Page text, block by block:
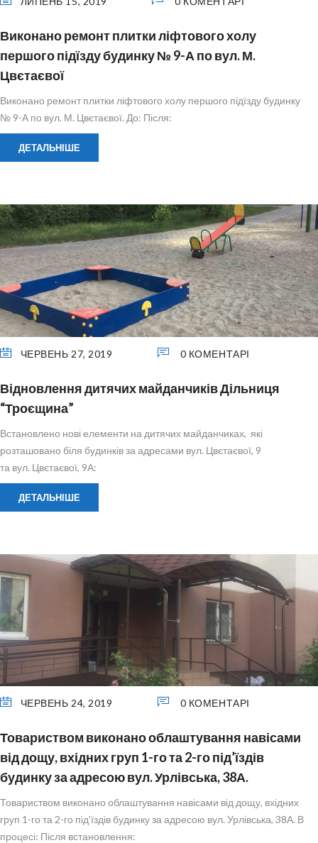
Виконано ремонт плитки ліфтового холу
першого підїзду будинку № 9-А по вул. М.
Цвєтаєвої
Виконано ремонт плитки ліфтового холу першого підїзду будинку
№ 9-А по вул. М. Цвєтаєвої. До: Після:
ДЕТАЛЬНІШЕ
ЧЕРВЕНЬ 27, 2019 0 КОМЕНТАРІ
Відновлення дитячих майданчиків Дільниця
“Троєщина”
Встановлено нові елементи на дитячих майданчиках, які
розташовано біля будинків за адресами вул. Цвєтаєвої, 9
та вул. Цвєтаєвої, 9А:
ДЕТАЛЬНІШЕ
ЧЕРВЕНЬ 24, 2019 0 КОМЕНТАРІ
Товариством виконано облаштування навісами
від дощу, вхідних груп 1-го та 2-го під’їздів
будинку за адресою вул. Урлівська, 38А.
Товариством виконано облаштування навісами від дощу, вхідних
груп 1-го та 2-го під’їздів будинку за адресою вул. Урлівська, 38А. В
процесі: Після встановлення: